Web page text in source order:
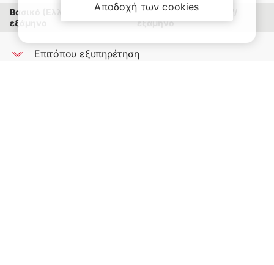
Βασικό (Ελλάδα) €32/
εξάμηνο
Βασικό+(Ευρώπη) €37/
εξάμηνο
Επιτόπου εξυπηρέτηση
Αποδοχή των cookies